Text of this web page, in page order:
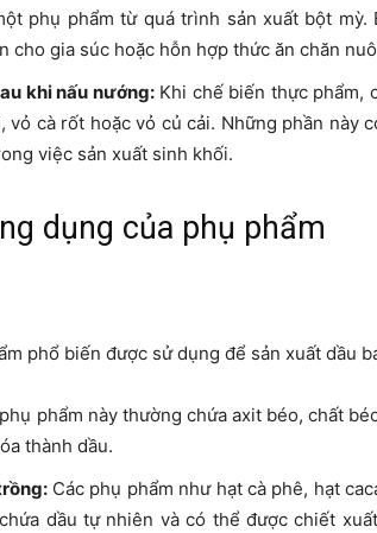
phụ phẩm từ quá trình sản xuất bột
cho gia súc hoặc hỗn hợp thức ăn chăn
khi nấu nướng:Khi chế biến thực phẩm,
vỏ cà rốt hoặc vỏ củ cải. Những phần này
việc sản xuất sinh khối.
dụng của phụ phẩm
phổ biến được sử dụng để sản xuất dầu
phẩm này thường chứa axit béo, chất
thành dầu.
Các phụ phẩm như hạt cà phê, hạt
dầu tự nhiên và có thể được chiết